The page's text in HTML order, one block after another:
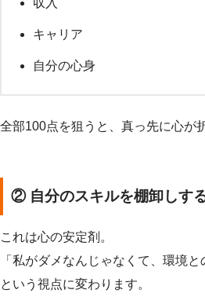
収入
キャリア
自分の心身
全部100点を狙うと、真っ先に心が
② 自分のスキルを棚卸しす
これは心の安定剤。
「私がダメなんじゃなくて、環境と
という視点に変わります。